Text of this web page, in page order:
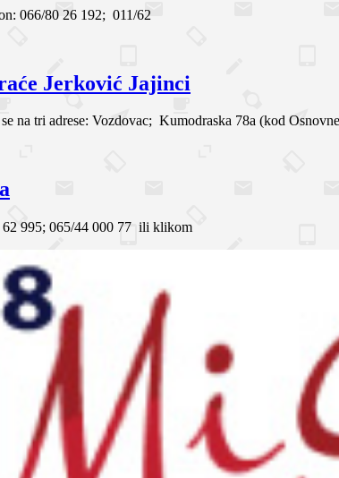
066/80 26 192; 011/62
Jerković Jajinci
adrese: Vozdovac; Kumodraska 78a (kod Osnovne
995; 065/44 000 77 ili klikom